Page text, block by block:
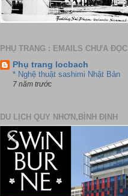
PHỤ TRANG : EMAILS CHƯA ĐỌC
Phụ trang locbach
* Nghệ thuật sashimi Nhật Bản
7 năm trước
DU LỊCH QUY NHƠN,BÌNH ĐỊNH